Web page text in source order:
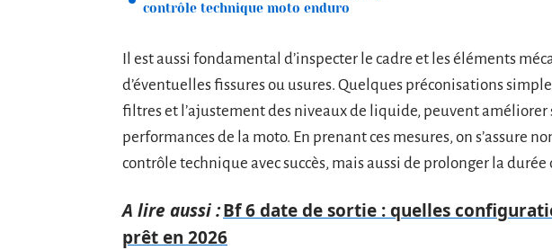
contrôle technique moto enduro
Il est aussi fondamental d’inspecter le cadre et les éléments
d’éventuelles fissures ou usures. Quelques préconisations
filtres et l’ajustement des niveaux de liquide, peuvent
performances de la moto. En prenant ces mesures, on s’assure
contrôle technique avec succès, mais aussi de prolonger la durée
A lire aussi :Bf 6 date de sortie : quelles
prêt en 2026